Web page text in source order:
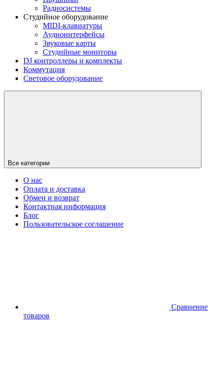
Радиосистемы
Студийное оборудование
MIDI-клавиатуры
Аудиоинтерфейсы
Звуковые карты
Студийные мониторы
DJ контроллеры и комплекты
Коммутация
Световое оборудование
Все категории
О нас
Оплата и доставка
Обмен и возврат
Контактная информация
Блог
Пользовательское соглашение
Сравнение
товаров